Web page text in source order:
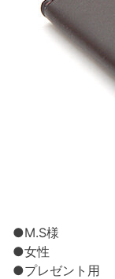
●M.S様
●女性
●プレゼント用